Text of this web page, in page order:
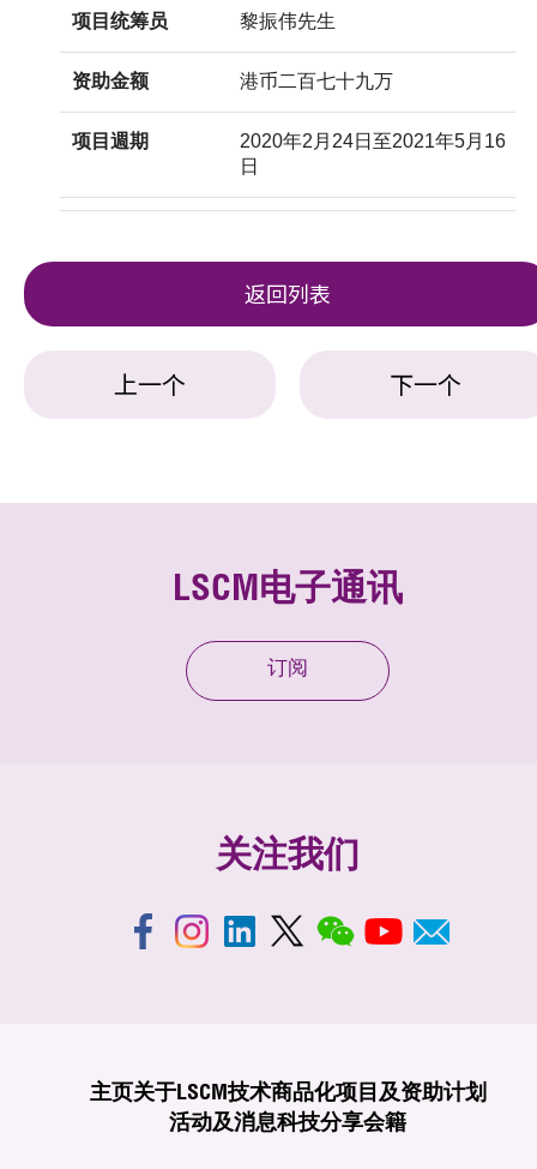
项目统筹员 黎振伟先生
资助金额 港币二百七十九万
项目週期
2020年2月24日至2021年5月16
日
返回列表
上一个 下一个
LSCM电子通讯
订阅
关注我们
主页关于LSCM技术商品化项目及资助计划
活动及消息科技分享会籍